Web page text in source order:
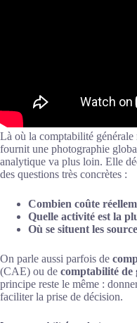
Là où la comptabilité générale
fournit une photographie
analytique va plus loin. Elle
des questions très concrètes :
Combien coûte
Quelle activité est la
Où se situent les
On parle aussi parfois de
(CAE) ou de comptabilité de
principe reste le même :
faciliter la prise de décision.